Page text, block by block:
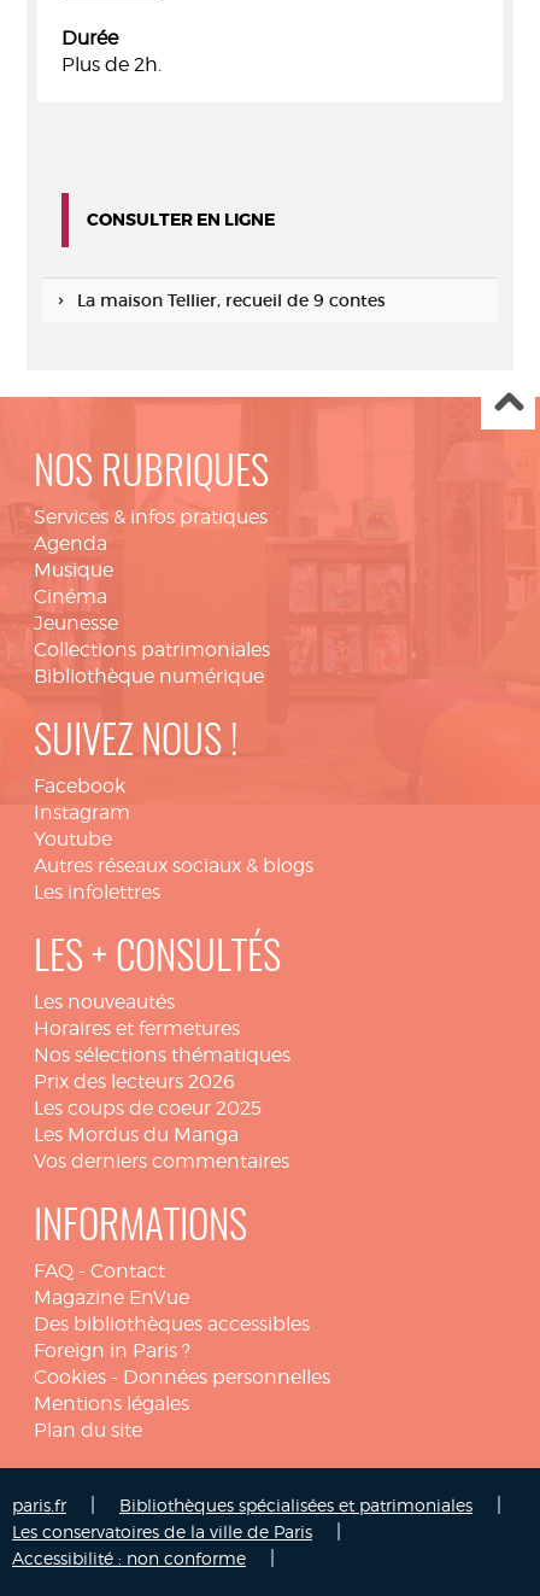
Durée
Plus de 2h.
CONSULTER EN LIGNE
La maison Tellier, recueil de 9 contes
NOS RUBRIQUES
Services & infos pratiques
Agenda
Musique
Cinéma
Jeunesse
Collections patrimoniales
Bibliothèque numérique
SUIVEZ NOUS !
Facebook
Instagram
Youtube
Autres réseaux sociaux & blogs
Les infolettres
LES + CONSULTÉS
Les nouveautés
Horaires et fermetures
Nos sélections thématiques
Prix des lecteurs 2026
Les coups de coeur 2025
Les Mordus du Manga
Vos derniers commentaires
INFORMATIONS
FAQ - Contact
Magazine EnVue
Des bibliothèques accessibles
Foreign in Paris ?
Cookies - Données personnelles
Mentions légales
Plan du site
paris.fr Bibliothèques spécialisées et patrimoniales
Les conservatoires de la ville de Paris
Accessibilité : non conforme